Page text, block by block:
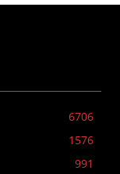
6706
1576
991